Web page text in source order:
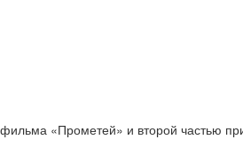
«Прометей» и второй частью